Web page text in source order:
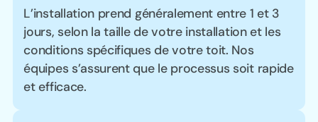
L’installation prend généralement entre 1 et 3
jours, selon la taille de votre installation et les
conditions spécifiques de votre toit. Nos
équipes s’assurent que le processus soit rapide
et efficace.